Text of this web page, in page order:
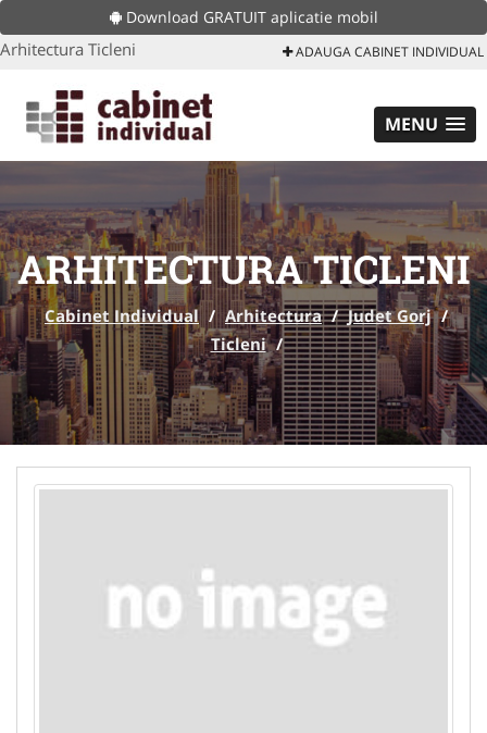
Download GRATUIT aplicatie mobil
Arhitectura Ticleni ADAUGA CABINET INDIVIDUAL
MENU
ARHITECTURA TICLENI
Cabinet Individual / Arhitectura / Judet Gorj /
Ticleni /